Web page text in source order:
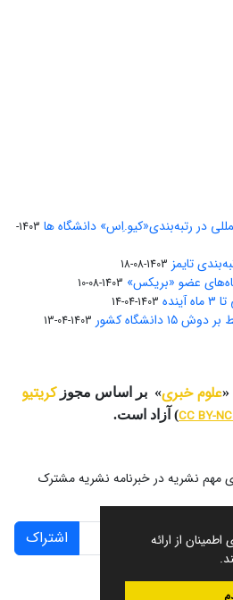
از ارائه
در رتبه‌بندی«کیو.اِس» دانشگاه ها
1403-
تایمز 1403-08-18
عضو «بریکس» 1403-08-10
1403-04-14
1403-04-13
«علوم خبری» بر اساس مجوزکریتیو
CC BY-) آزاد است.
مهم نشریه در خبرنامه نشریه مشترک
اشتراک